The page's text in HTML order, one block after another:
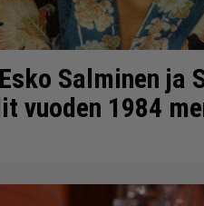
Salminen ja
vuoden 1984